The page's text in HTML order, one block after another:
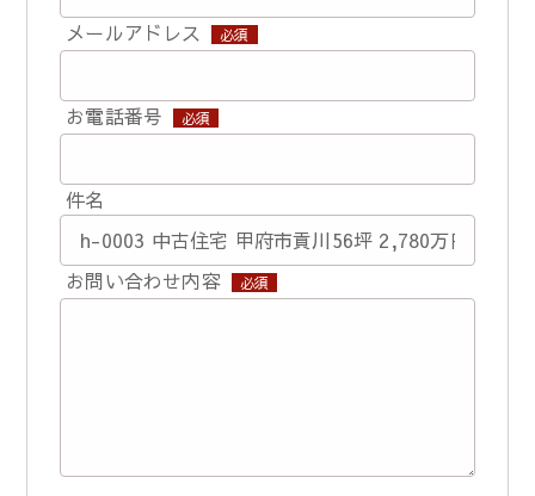
メールアドレス 必須
お電話番号 必須
件名
お問い合わせ内容 必須